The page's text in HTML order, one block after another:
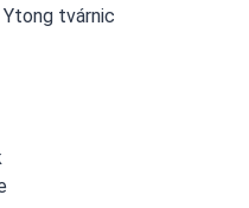
tvárnic